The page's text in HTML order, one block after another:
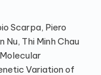
Scarpa, Piero
Nu, Thi Minh Chau
Variation of